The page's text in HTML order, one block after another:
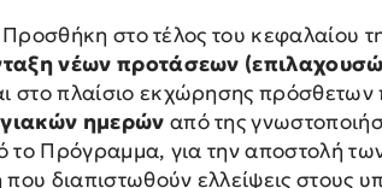
στο τέλος του
νέων προτάσεων
πλαίσιο εκχώρησης
ημερών από της
Πρόγραμμα, για την αποστολή
διαπιστωθούν ελλείψεις στους